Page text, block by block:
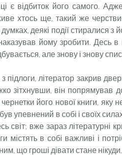
є відбиток його самого.
хтось ще, такий же
деякі події стиралися з
наказував йому зробити. Десь
але знову і знову
підлоги, літератор закрив
зітхнувши, він попрямував
його нової книги,
упевнений в собі і своїх
світ; вже зараз літературні
містять в собі важливі і
що гроші дівати стане нікуди,